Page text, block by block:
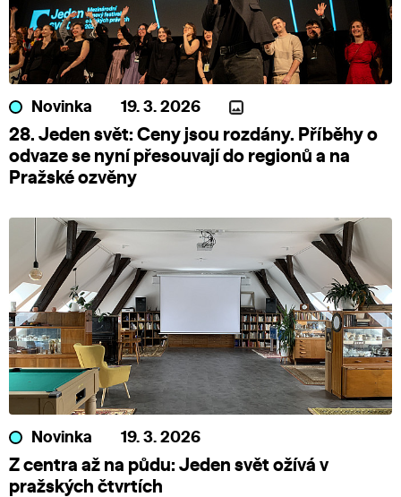
Novinka 19. 3. 2026
28. Jeden svět: Ceny jsou rozdány. Příběhy o
odvaze se nyní přesouvají do regionů a na
Pražské ozvěny
Novinka 19. 3. 2026
Z centra až na půdu: Jeden svět ožívá v
pražských čtvrtích